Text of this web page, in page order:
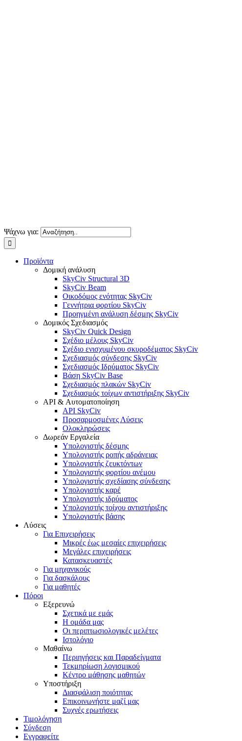
Ψάχνω για:
Προϊόντα
Δομική ανάλυση
SkyCiv Structural 3D
SkyCiv Beam
Οικοδόμος ενότητας SkyCiv
Γεννήτρια φορτίου SkyCiv
Προηγμένη ανάλυση δέσμης SkyCiv
Δομικός Σχεδιασμός
SkyCiv Quick Design
Σχέδιο μέλους SkyCiv
Σχέδιο ενισχυμένου σκυροδέματος SkyCiv
Σχεδιασμός σύνδεσης SkyCiv
Σχεδιασμός Ιδρύματος SkyCiv
Βάση SkyCiv Base
Σχεδιασμός πλακών SkyCiv
Σχεδιασμός τοίχων αντιστήριξης SkyCiv
API & Αυτοματοποίηση
API SkyCiv
Προσαρμοσμένες Λύσεις
Ολοκληρώσεις
Δωρεάν Εργαλεία
Υπολογιστής δέσμης
Υπολογιστής ροπής αδράνειας
Υπολογιστής ζευκτόντων
Υπολογιστής φορτίου ανέμου
Υπολογιστής σχεδίασης σύνδεσης
Υπολογιστής καρέ
Υπολογιστής ιδρύματος
Υπολογιστής τοίχου αντιστήριξης
Υπολογιστής βάσης
Λύσεις
Για Επιχειρήσεις
Μικρές έως μεσαίες επιχειρήσεις
Μεγάλες επιχειρήσεις
Κατασκευαστές
Για μηχανικούς
Για δασκάλους
Για μαθητές
Πόροι
Εξερευνώ
Σχετικά με εμάς
Η ομάδα μας
Οι περιπτωσιολογικές μελέτες
Ιστολόγιο
Μαθαίνω
Περιηγήσεις και Παραδείγματα
Τεκμηρίωση λογισμικού
Κέντρο μάθησης μαθητών
Υποστήριξη
Διασφάλιση ποιότητας
Επικοινωνήστε μαζί μας
Συχνές ερωτήσεις
Τιμολόγηση
Σύνδεση
Εγγραφείτε